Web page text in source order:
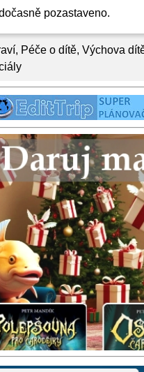
, Péče o dítě, Výchova
pozastaveno.